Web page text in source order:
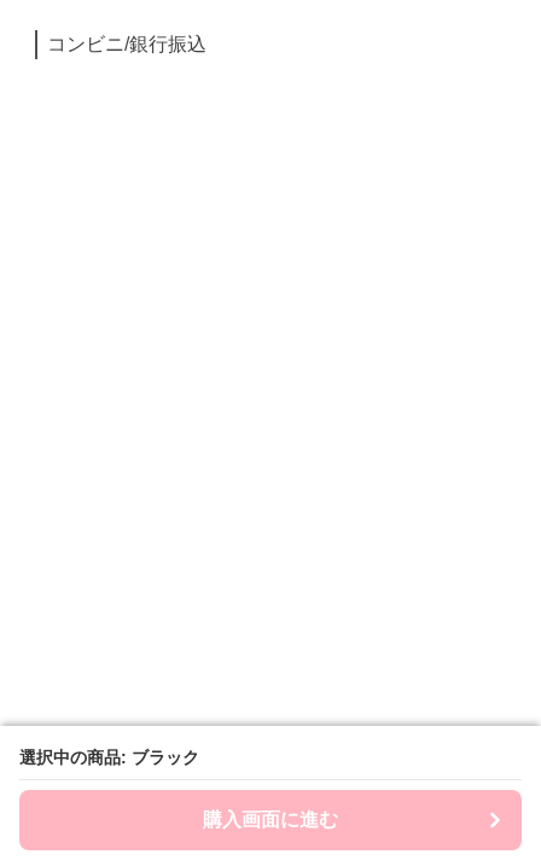
選択中の商品: ブラック
購入画面に進む
選択中の商品: ブラック
購入画面に進む
コンビニ/銀行振込